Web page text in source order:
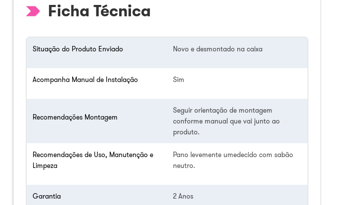
Ficha Técnica
Situação do Produto Enviado Novo e desmontado na caixa
Acompanha Manual de Instalação Sim
Recomendações Montagem
Seguir orientação de montagem
conforme manual que vai junto ao
produto.
Recomendações de Uso, Manutenção e
Limpeza
Pano levemente umedecido com sabão
neutro.
Garantia 2 Anos